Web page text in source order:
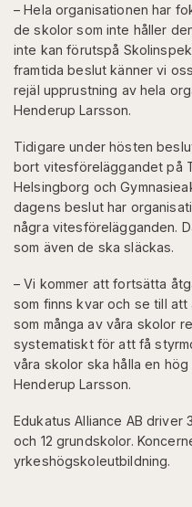
– Hela organisationen har
de skolor som inte håller
inte kan förutspå
framtida beslut känner vi
rejäl upprustning av hela
Henderup Larsson.
Tidigare under hösten
bort vitesföreläggandet på
Helsingborg och
dagens beslut har
några vitesförelägganden.
som även de ska släckas.
– Vi kommer att fortsätta
som finns kvar och se till
som många av våra skolor
systematiskt för att få
våra skolor ska hålla en
Henderup Larsson.
Edukatus Alliance AB
och 12 grundskolor.
yrkeshögskoleutbildning.